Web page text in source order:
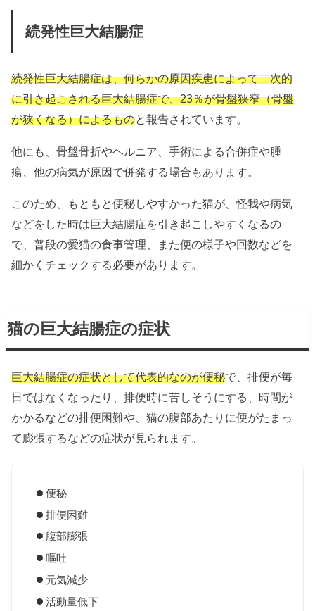
続発性巨大結腸症
続発性巨大結腸症は、何らかの原因疾患によって二次的
に引き起こされる巨大結腸症で、23％が骨盤狭窄（骨盤
が狭くなる）によるものと報告されています。
他にも、骨盤骨折やヘルニア、手術による合併症や腫
瘍、他の病気が原因で併発する場合もあります。
このため、もともと便秘しやすかった猫が、怪我や病気
などをした時は巨大結腸症を引き起こしやすくなるの
で、普段の愛猫の食事管理、また便の様子や回数などを
細かくチェックする必要があります。
猫の巨大結腸症の症状
巨大結腸症の症状として代表的なのが便秘で、排便が毎
日ではなくなったり、排便時に苦しそうにする、時間が
かかるなどの排便困難や、猫の腹部あたりに便がたまっ
て膨張するなどの症状が見られます。
便秘
排便困難
腹部膨張
嘔吐
元気減少
活動量低下